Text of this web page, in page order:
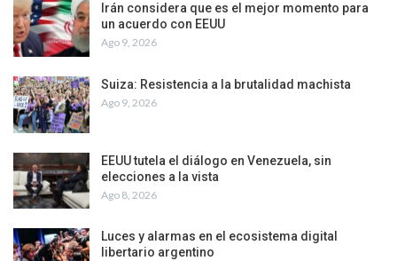
Irán considera que es el mejor momento para
un acuerdo con EEUU
Ago 9, 2026
Suiza: Resistencia a la brutalidad machista
Ago 9, 2026
EEUU tutela el diálogo en Venezuela, sin
elecciones a la vista
Ago 8, 2026
Luces y alarmas en el ecosistema digital
libertario argentino